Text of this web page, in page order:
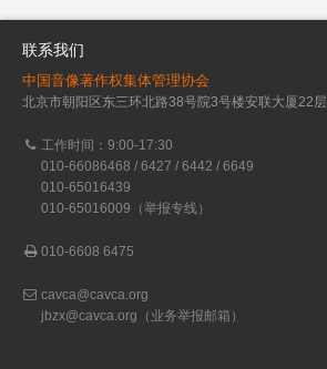
联系我们
中国音像著作权集体管理协会
北京市朝阳区东三环北路38号院3号楼安联大厦22
工作时间：9:00-17:30
010-66086468 / 6427 / 6442 / 6649
010-65016439
010-65016009（举报专线）
010-6608 6475
cavca@cavca.org
jbzx@cavca.org （业务举报邮箱）